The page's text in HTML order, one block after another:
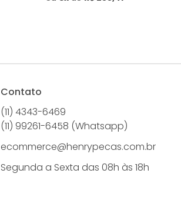
Contato
(11) 4343-6469
(11) 99261-6458 (Whatsapp)
ecommerce@henrypecas.com.br
Segunda a Sexta das 08h às 18h